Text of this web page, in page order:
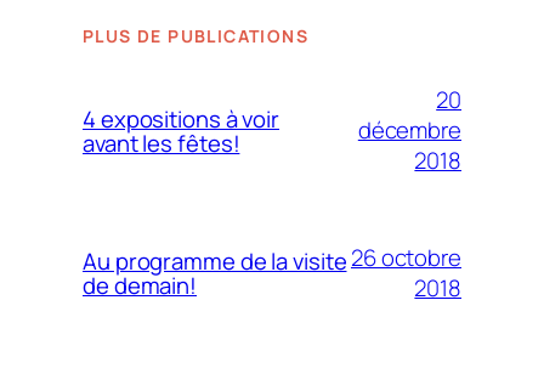
PLUS DE PUBLICATIONS
4 expositions à voir
avant les fêtes!
20
décembre
2018
Au programme de la visite
de demain!
26 octobre
2018